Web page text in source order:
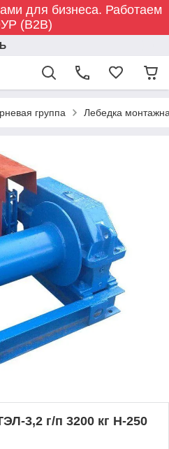
для бизнеса. Работаем
(B2B)
группа Лебедка
3,2 г/п 3200 кг Н-250